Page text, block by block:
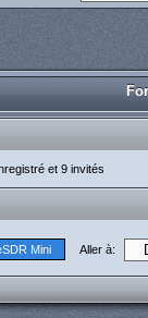
et 9 invités
Mini Aller à: